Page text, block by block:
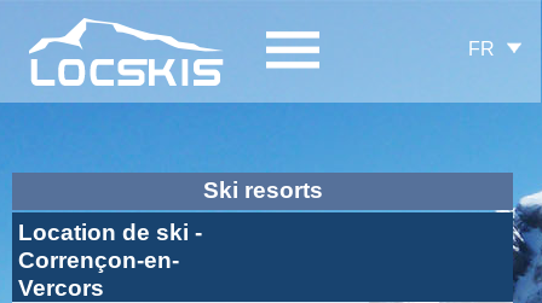
FR
Ski resorts
Location de ski -
Corrençon-en-
Vercors